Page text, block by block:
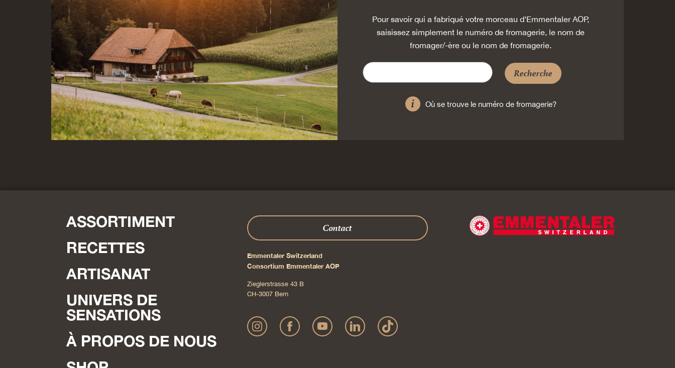
Pour savoir qui a fabriqué votre morceau d’Emmentaler AOP,
saisissez simplement le numéro de fromagerie, le nom de
fromager/-ère ou le nom de fromagerie.
Recherche
Où se trouve le numéro de fromagerie?
ASSORTIMENT
RECETTES
ARTISANAT
UNIVERS DE
SENSATIONS
À PROPOS DE NOUS
Contact
Emmentaler Switzerland
Consortium Emmentaler AOP
Zieglerstrasse 43 B
CH-3007 Bern